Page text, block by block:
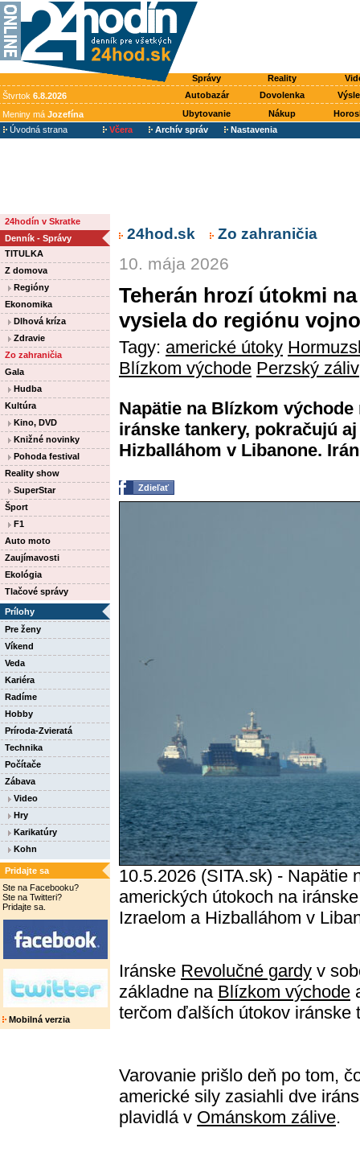
Správy Reality
Štvrtok 6.8.2026 Autobazár Dovolenka
Meniny má Jozefína Ubytovanie Nákup
Úvodná strana
Včera Archív správ Nastavenia
24hodín v Skratke
Denník - Správy
TITULKA
Z domova
Regióny
Ekonomika
Dlhová kríza
Zdravie
Zo zahraničia
Gala
Hudba
Kultúra
Kino, DVD
Knižné novinky
Pohoda festival
Reality show
SuperStar
Šport
F1
Auto moto
Zaujímavosti
Ekológia
Tlačové správy
Prílohy
Pre ženy
Víkend
Veda
Kariéra
Radíme
Hobby
Príroda-Zvieratá
Technika
Počítače
Zábava
Video
Hry
Karikatúry
Kohn
Pridajte sa
Ste na Facebooku?
Ste na Twitteri?
Pridajte sa.
Mobilná verzia
24hod.sk Zo zahraničia
10. mája 2026
Teherán hrozí útokmi
vysiela do regiónu
Tagy: americké útoky
Blízkom východe Perzský záliv
Napätie na Blízkom
iránske tankery, pokračujú
Hizballáhom v Libanone.
Zdieľať
10.5.2026 (SITA.sk) - Napätie
amerických útokoch na
Izraelom a Hizballáhom v
Iránske Revolučné gardy v
základne na Blízkom východe
terčom ďalších útokov iránske
Varovanie prišlo deň po tom,
americké sily zasiahli dve
plavidlá v Ománskom zálive.